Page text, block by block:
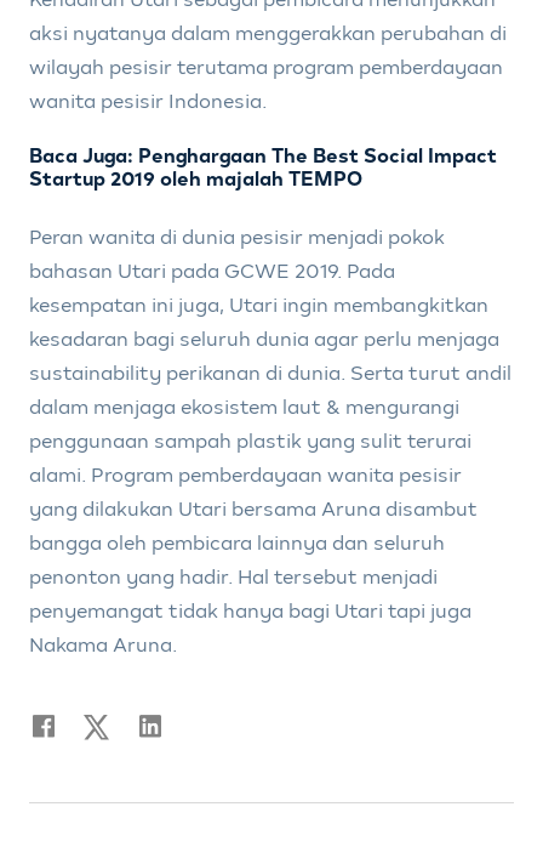
aksi nyatanya dalam menggerakkan perubahan di
wilayah pesisir terutama program pemberdayaan
wanita pesisir Indonesia.
Baca Juga: Penghargaan The Best Social Impact
Startup 2019 oleh majalah TEMPO
Peran wanita di dunia pesisir menjadi pokok
bahasan Utari pada GCWE 2019. Pada
kesempatan ini juga, Utari ingin membangkitkan
kesadaran bagi seluruh dunia agar perlu menjaga
sustainability perikanan di dunia. Serta turut andil
dalam menjaga ekosistem laut & mengurangi
penggunaan sampah plastik yang sulit terurai
alami. Program pemberdayaan wanita pesisir
yang dilakukan Utari bersama Aruna disambut
bangga oleh pembicara lainnya dan seluruh
penonton yang hadir. Hal tersebut menjadi
penyemangat tidak hanya bagi Utari tapi juga
Nakama Aruna.